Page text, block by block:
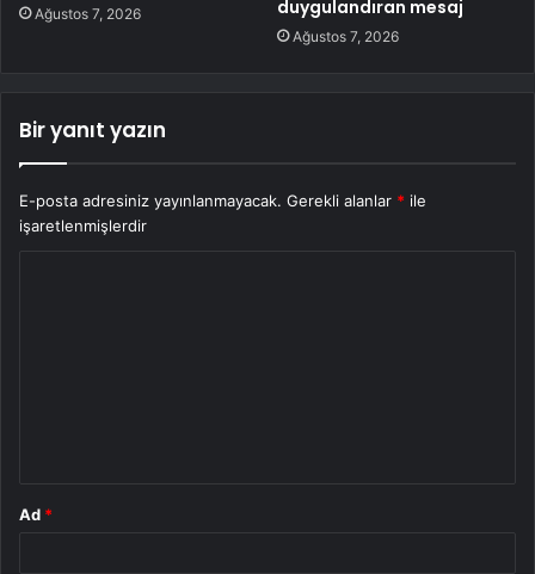
Ağustos 7, 2026 duygulandıran mesaj
Ağustos 7, 2026
Bir yanıt yazın
E-posta adresiniz yayınlanmayacak. Gerekli alanlar * ile
işaretlenmişlerdir
Ad *